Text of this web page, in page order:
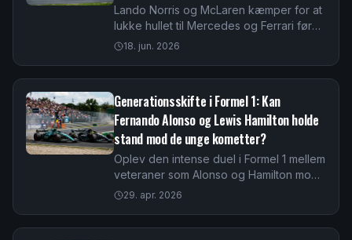
Lando Norris og McLaren kæmper for at
lukke hullet til Mercedes og Ferrari før
British GP 2026. Vi analyserer situationen
18. jun. 2026
Generationsskifte i Formel 1: Kan
Fernando Alonso og Lewis Hamilton holde
stand mod de unge kometter?
Oplev den intense duel i Formel 1 mellem
veteraner som Alonso og Hamilton mod
fremtidens stjerner. Læs om rekorder,
29. apr. 2026